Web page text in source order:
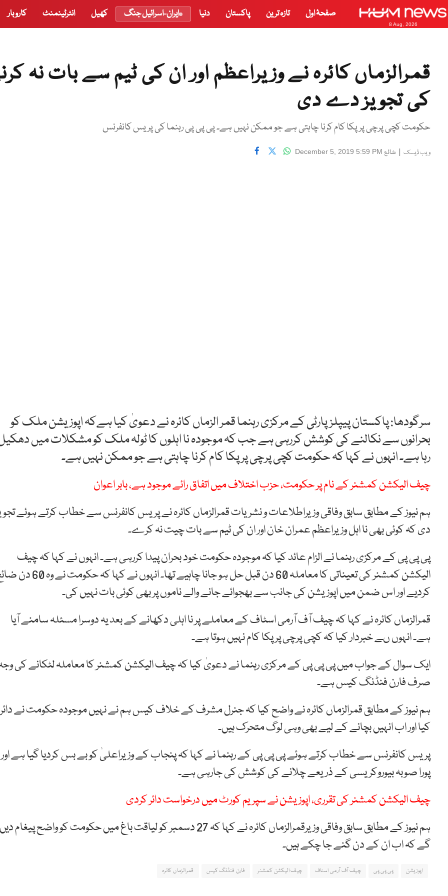
8 Aug, 2026
صفحۂ اول تازہ ترین پاکستان دنیا ایران-اسرائیل جنگ کھیل انٹرٹینمنٹ کاروبار
قمرالزماں کائرہ نے وزیراعظم اور ان کی ٹیم سے بات نہ
کی تجویز دے دی
حکومت کچی پرچی پر پکا کام کرنا چاہتی ہے جو ممکن نہیں ہے۔ پی پی پی رہنما کی پریس کانفرنس
ویب ڈیسک | شائع December 5, 2019 5:59 PM
سرگودھا: پاکستان پیپلزپارٹی کے مرکزی رہنما قمر الزماں کائرہ نے دعویٰ کیا ہےکہ اپوزیشن ملک کو
بحرانوں سے نکالنے کی کوشش کررہی ہے جب کہ موجودہ نا اہلوں کا ٹولہ ملک کو مشکلات میں
رہا ہے۔ انہوں نے کہا کہ حکومت کچی پرچی پر پکا کام کرنا چاہتی ہے جو ممکن نہیں ہے۔
چیف الیکشن کمشنر کے نام پر حکومت، حزب اختلاف میں اتفاق رائے موجود ہے، بابر اعوان
ہم نیوز کے مطابق سابق وفاقی وزیراطلاعات و نشریات قمرالزماں کائرہ نے پریس کانفرنس سے خطاب کرتے ہوئے
دی کہ کوئی بھی نا اہل وزیراعظم عمران خان اور ان کی ٹیم سے بات چیت نہ کرے۔
پی پی پی کے مرکزی رہنما نے الزام عائد کیا کہ موجودہ حکومت خود بحران پیدا کررہی ہے۔ انہوں نے کہا کہ چیف
الیکشن کمشنر کی تعیناتی کا معاملہ 60 دن قبل حل ہو جانا چاہیے تھا۔ انہوں نے کہا کہ
کردیے اور اس ضمن میں اپوزیشن کی جانب سے بھجوائے جانے والے ناموں پر بھی کوئی بات نہیں کی۔
قمرالزماں کائرہ نے کہا کہ چیف آف آرمی اسٹاف کے معاملے پر نا اہلی دکھانے کے بعد یہ دوسرا مسئلہ سامنے آیا
ہے۔ انہوں ںے خبردار کیا کہ کچی پرچی پر پکا کام نہیں ہوتا ہے۔
ایک سوال کے جواب میں پی پی پی کے مرکزی رہنما نے دعویٰ کیا کہ چیف الیکشن کمشنر کا معاملہ لٹکانے کی
صرف فارن فنڈنگ کیس ہے۔
ہم نیوز کے مطابق قمرالزماں کائرہ نے واضح کیا کہ جنرل مشرف کے خلاف کیس ہم نے نہیں موجودہ حکومت نے دائر
کیا اور اب انہیں بچانے کے لیے بھی وہی لوگ متحرک ہیں۔
پریس کانفرنس سے خطاب کرتے ہوئے پی پی پی کے رہنما نے کہا کہ پنجاب کے وزیراعلیٰ کو بے بس کردیا گیا ہے اور
پورا صوبہ بیوروکریسی کے ذریعے چلانے کی کوشش کی جارہی ہے۔
چیف الیکشن کمشنر کی تقرری، اپوزیشن نے سپریم کورٹ میں درخواست دائر کردی
ہم نیوز کے مطابق سابق وفاقی وزیرقمرالزماں کائرہ نے کہا کہ 27 دسمبر کو لیاقت باغ میں حکومت کو واضح پیغام دیں
گے کہ اب ان کے دن گنے جا چکے ہیں۔
اپوزیشن پی پی پی چیف آف آرمی اسٹاف چیف الیکشن کمشنر فارن فنڈنگ کیس قمرالزماں کائرہ